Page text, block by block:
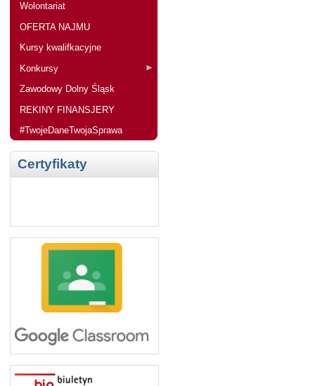
Wolontariat
OFERTA NAJMU
Kursy kwalifkacyjne
Konkursy
Zawodowy Dolny Śląsk
REKINY FINANSJERY
#TwojeDaneTwojaSprawa
Certyfikaty